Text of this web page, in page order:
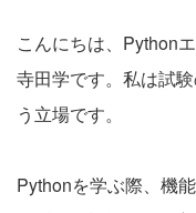
こんにちは、Python
寺田学です。私は試
う立場です。
Pythonを学ぶ際、機